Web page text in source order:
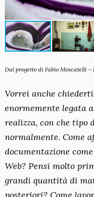
Dal progetto di Fabio Moscatelli –
Vorrei anche
enormemente legata
realizza, con che
normalmente. Come
documentazione
Web? Pensi molto
grandi quantità di
posteriori? Come